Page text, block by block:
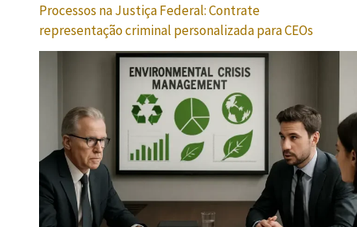
Processos na Justiça Federal: Contrate
representação criminal personalizada para CEOs